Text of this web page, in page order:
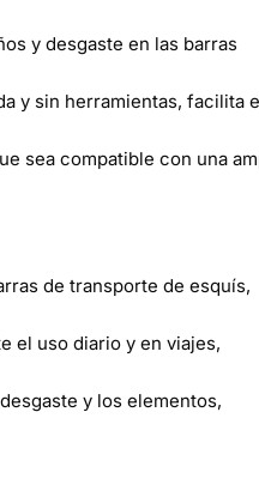
y desgaste en las barras
y sin herramientas, facilita
sea compatible con una
de transporte de esquís,
el uso diario y en viajes,
y los elementos,